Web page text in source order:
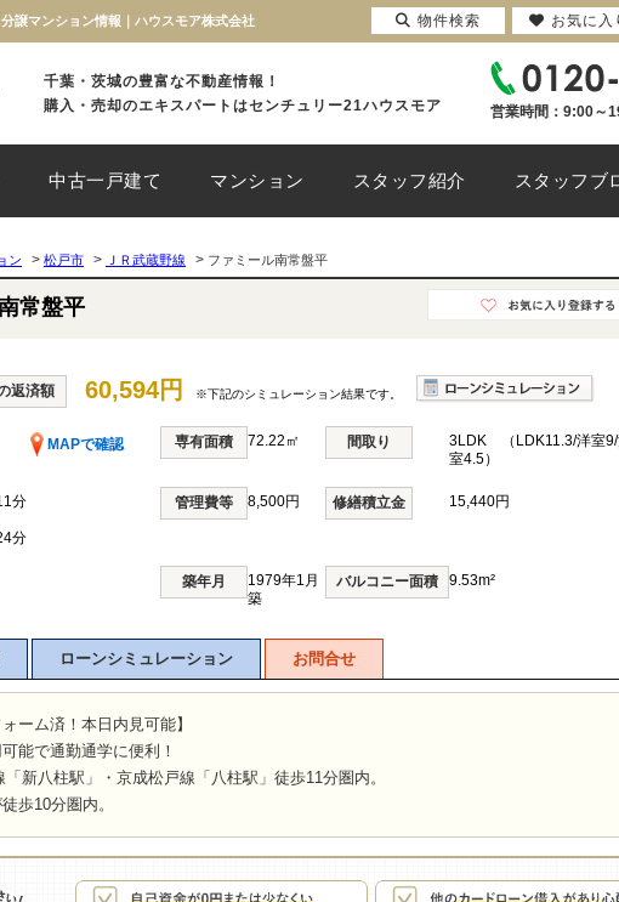
譲マンション情報｜ハウスモア株式会社
千葉・茨城の豊富な不動産情報！
購入・売却のエキスパートはセンチュリー21ハウスモア
営業時間：9:00～
中古一戸建て マンション スタッフ紹介 スタッフブ
ン > 松戸市 > ＪＲ武蔵野線 > ファミール南常盤平
常盤平
返済額 60,594円 ※下記のシミュレーション結果です。
MAPで確認
専有面積 72.22㎡ 間取り
3LDK （LDK11.3/洋室9/
室4.5）
分
分
管理費等 8,500円 修繕積立金 15,440円
築年月
1979年1月
築
バルコニー面積 9.53m²
ローンシミュレーション お問合せ
ォーム済！本日内見可能】
能で通勤通学に便利！
新八柱駅」・京成松戸線「八柱駅」徒歩11分圏内。
歩10分圏内。
物件検索 お気に入